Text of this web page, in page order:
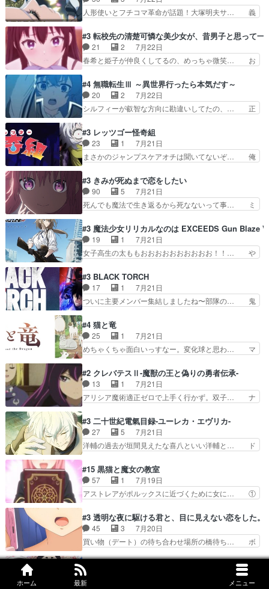
ホーム 最新 メニュー
る新ヒロイン…
100%善意で絡んでくるのがやっ… アルノルトが
魔法特化で基礎体力は一般人以… これリアル内田
然にに求めていたのは頭の… 主人公含めどいつも
こいつもカラフルなだけ… 跡継ぎ候補多すぎるw
参加しなかった人気に…
人形使いとフチコマ革命が話題！大塚明夫サ… 義
2029年の科学文明について我々の世界… まず、
効果音がいい。私が思うに、銃撃戦が… いきなり
のハラハラ感。犯人をどんどん追い… 擬似記憶な
の本物なのか分からないと思う？… をバンダイチ
OVAならアリかな。ICT… 冒頭のアクションから
釘付けだった。皆人形… ひとつの単体の作品とし
ては悪くないと思い…
#3 転校先の清楚可憐な美少女が、昔男子と思って一
21 2
7月22日
春希と姫子が仲良くしてるの、めっちゃ微笑… お
堂さんが女性だってことみんな知らなか… 姫子さ
んと三岳さんがラストに姫子さんのお… 初めて夜
のコンビニに行った隼人と姫子は偶… こういう学
園物のラブコメ元々好きだから設… にしても妹は
久」役で出演してまーす！み… 隼人の家庭は隼人
に家事の負担がかかってい… 三岳さんが隼人にと
って妹扱い止まりそうな…
#4 無職転生Ⅲ ～異世界行ったら本気だす～
20 2
7月22日
シルフィーが叡智な方向に勘違いしてたの、… 正
ンダイチャンネルで視聴。リーリャさん… なんか
腹立つなぁルーデウスめ…これでエリ… トレント
は後に何らかの際に活躍するんやろ… アイシ
ャ、、、なんと末恐ろしい妹なんだ！… ルーデウ
しゃあない。狂犬かくましいつ来… 本作はぬるい
ハーレムではなく、真面目に一… エリスはしばら
くEDだけやね。アイシャ、…
#3 レッツゴー怪奇組
23 1
7月21日
まさかのジャンプスケアオチは聞いてないぞ… 俺
ャ子の従姉妹シュラ子登場。主人公眼福… 跡目争
いの新キャラ登場で、今回はシュール… めちゃ子
のいとこかわいい今回主人公の驚き… メチャ子を
くしゃみと鼻水が止まらなくなる… お父さんに押
をちびっ子にしたあの玉、も… 半裸の警官の方が
怖い。ライバルキャラかわ… 霊媒師が人の肩に霊
を乗せるな笑なんてモノ…
#3 きみが死ぬまで恋をしたい
90 5
7月21日
死んでも魔法で生き返るから死なないって事… ミ
ミ、最後のその顔は怖いよ...。てかタ… もはや人
間なのかも怪しい戦闘シーンがない… 今話第LO
／原画で参加させていただきまし… 皆大好き、ロ
リの全裸だーーーーーーッッッ… シーナとミミが
芽吹く百合の花。ミミ(c… ルームメイト1ヶ月経
ってシーナがミミの人… もう後戻りできないぞ」
してくるとは思わん…
#3 魔法少女リリカルなのは EXCEEDS Gun Blaze
19 1
7月21日
女子高生の太ももおおおおおおおおおお！！… や
瀬シイナと夜海トワ』今回はフォロワー… なのは
と出逢い炎の魔人の能力を人類の為に… ・シイ
ナ、トワと出会う親近感を感じる2人… 篠宮マナ
が登場したけど公式サイトに20歳… リリカルな
ちゃ食うやん魔人狩りチーム強… 人類滅亡寸前ま
で追い詰められていたのに、… 第３話をU-NEXT
で視聴しました。視聴…
#3 BLACK TORCH
17 1
7月21日
ついに主要メンバー集結しましたね〜部隊の… 鬼
描いたようなチョロインだったな。下半… 前回か
ら引き続いてじいさんとの決別の冒頭… あっちは
呪霊でこっちは物怪。忍者っぽいア… 護衛対象と
なる弐郎を連れて隠密局へ、彼の… →現状展開が
た弐郎は鬼子母神一華の護衛… 護衛はお尻一華、
ここは定番やっぱ物の怪の… ①敵は会話してる最
中の同乗者を物音一つ発…
#4 猫と竜
25 1
7月21日
めちゃくちゃ面白いっすなー。変化球と思わ… マ
代もの猫たちの誕生と成長を見守る猫竜… 前回猫
たちで熊退治をしていた中の一匹の猫… と思って
みにいったらクロバネのCV.速水… 「おじちゃん
は身内に甘い」で、いきなり笑… ガチで素晴らし
た子猫たちのその後が描か… 王子の旅の始まりは
確かにそうでしたよね！… リゼロ見終わっちゃっ
てほのぼの系がいいか…
#2 クレバテスⅡ-魔獣の王と偽りの勇者伝承-
13 1
7月21日
アリシア魔術適正ゼロで上手く行かず。双子… ナ
紹介の時台に乗ってるサラサ可愛いw学… ナイ
エ・シフォンリッツの出番が多くて嬉し… 石田で
こいつワルだな。なぜ大猿に変身した… 2冊目の
トアの書は学長の手に1話冒頭と合… アリシアと
たのにロリ化されて学生にされ… これはいい黒沢
ともよ。笑いのセンスも合う… ナイエのリアクシ
ョンが面白い。ローメイン…
#3 二十世紀電氣目録-ユーレカ・エヴリカ-
27 5
7月21日
洋輔の過去が垣間見えたな喜八といい洋輔と… ド
が目録に固執する理由もほぼ明らかとな… これ京
アニだったのかそのわりにはそこまで… 清六兄ち
ゃんと喜八、清六と洋輔それぞれの… 化学的作用
に依りて継続して…電池と称すっ… 洋輔、清六の
えてみんなで物作りで一気に… 作画は最高なのに
話がつまらない。やっぱ京… 天下り式に竹のフィ
ラメントが出てきたのは…
#15 黒猫と魔女の教室
57 1
7月19日
アストレアがポルックスに近づくために女に… ①
はアストレアの野望による性転換、後半… アスト
レア君の作戦に皆巻き込まれてて草捕… アストレ
アが作った薬によって男女入れ替わ… アルトレア
がポルックスのこと好きとは言え… アストレアが
ポルックスちゃんに憧れて、変… TS騒動に酔っ
払い騒動と賑やかでいいねw… 偉大な父を持つが
故の悩(独自のおっぱい論… 鉄板中の鉄板、性転
#3 透明な夜に駆ける君と、目に見えない恋をした。
45 3
7月20日
買い物（デート）の待ち合わせ場所の橋待ち… ボ
を照らす打ち上げ花火。人混みの中、み… どんど
んキュンが増えていく展開に毎回わく… ちょこっ
と書ければと風が吹き手元にあった… 』は、率直
#3 ワールド イズ ダンシング